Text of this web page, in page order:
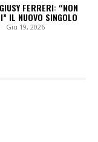
FERRERI: “NON
IL NUOVO SINGOLO
- Giu 19, 2026